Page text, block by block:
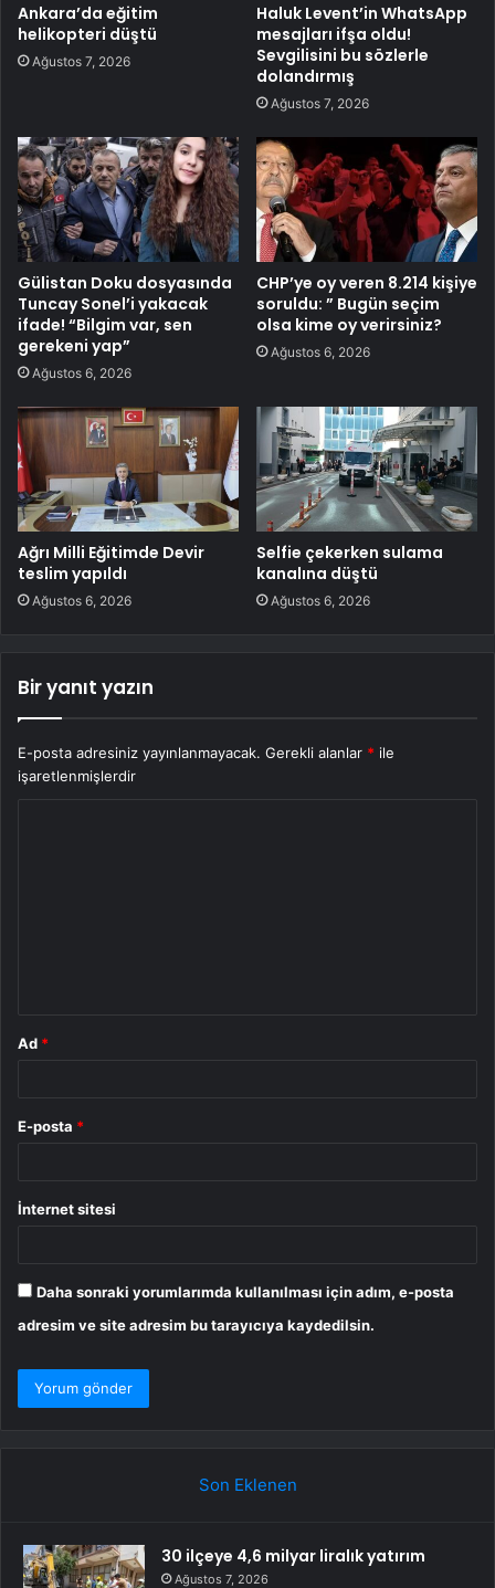
Ankara’da eğitim
helikopteri düştü
Ağustos 7, 2026
Haluk Levent’in WhatsApp
mesajları ifşa oldu!
Sevgilisini bu sözlerle
dolandırmış
Ağustos 7, 2026
Gülistan Doku dosyasında
Tuncay Sonel’i yakacak
ifade! “Bilgim var, sen
gerekeni yap”
Ağustos 6, 2026
CHP’ye oy veren 8.214 kişiye
soruldu: ” Bugün seçim
olsa kime oy verirsiniz?
Ağustos 6, 2026
Ağrı Milli Eğitimde Devir
teslim yapıldı
Ağustos 6, 2026
Selfie çekerken sulama
kanalına düştü
Ağustos 6, 2026
Bir yanıt yazın
E-posta adresiniz yayınlanmayacak. Gerekli alanlar * ile
işaretlenmişlerdir
Ad *
E-posta *
İnternet sitesi
Daha sonraki yorumlarımda kullanılması için adım, e-posta
adresim ve site adresim bu tarayıcıya kaydedilsin.
Son Eklenen
30 ilçeye 4,6 milyar liralık yatırım
Ağustos 7, 2026